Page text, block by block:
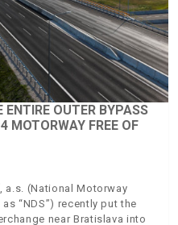
OUTER BYPASS
MOTORWAY FREE OF
(National Motorway
“NDS”) recently put the
near Bratislava into